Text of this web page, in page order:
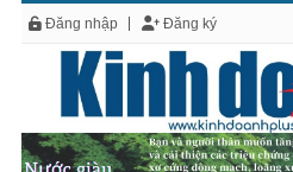
Đăng nhập Đăng ký